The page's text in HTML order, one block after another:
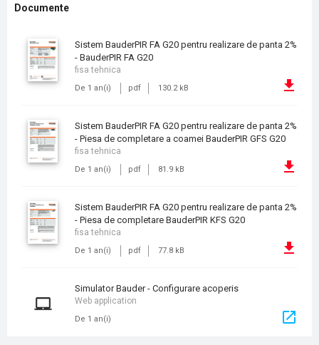
Documente
Sistem BauderPIR FA G20 pentru realizare de panta 2%
- BauderPIR FA G20
De 1 an(i) pdf 130.2 kB
fisa tehnica
Sistem BauderPIR FA G20 pentru realizare de panta 2%
- Piesa de completare a coamei BauderPIR GFS G20
De 1 an(i) pdf 81.9 kB
fisa tehnica
Sistem BauderPIR FA G20 pentru realizare de panta 2%
- Piesa de completare BauderPIR KFS G20
De 1 an(i) pdf 77.8 kB
fisa tehnica
Simulator Bauder - Configurare acoperis
De 1 an(i)
Web application